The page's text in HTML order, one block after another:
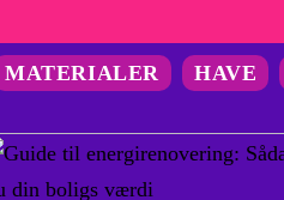
MATERIALER HAVE